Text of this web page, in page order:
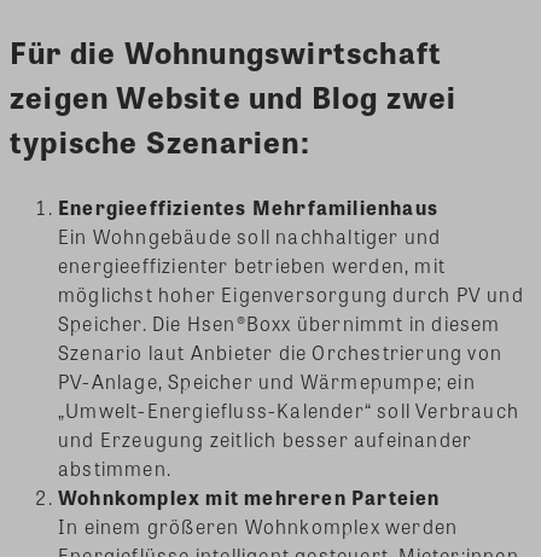
Für die Wohnungswirtschaft
zeigen Website und Blog zwei
typische Szenarien:
Energieeffizientes Mehrfamilienhaus
Ein Wohngebäude soll nachhaltiger und
energieeffizienter betrieben werden, mit
möglichst hoher Eigenversorgung durch PV und
Speicher. Die Hsen®Boxx übernimmt in diesem
Szenario laut Anbieter die Orchestrierung von
PV-Anlage, Speicher und Wärmepumpe; ein
„Umwelt-Energiefluss-Kalender“ soll Verbrauch
und Erzeugung zeitlich besser aufeinander
abstimmen.
Wohnkomplex mit mehreren Parteien
In einem größeren Wohnkomplex werden